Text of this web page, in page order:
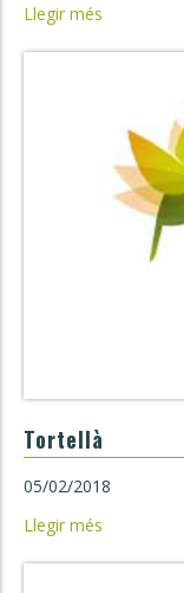
Llegir més
Tortellà
05/02/2018
Llegir més